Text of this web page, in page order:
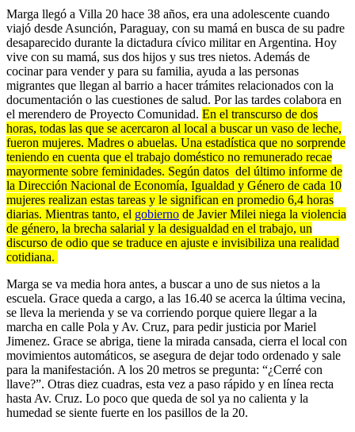
Marga llegó a Villa 20 hace 38 años, era una adolescente cuando
viajó desde Asunción, Paraguay, con su mamá en busca de su padre
desaparecido durante la dictadura cívico militar en Argentina. Hoy
vive con su mamá, sus dos hijos y sus tres nietos. Además de
cocinar para vender y para su familia, ayuda a las personas
migrantes que llegan al barrio a hacer trámites relacionados con la
documentación o las cuestiones de salud. Por las tardes colabora en
el merendero de Proyecto Comunidad. En el transcurso de dos
horas, todas las que se acercaron al local a buscar un vaso de leche,
fueron mujeres. Madres o abuelas. Una estadística que no sorprende
teniendo en cuenta que el trabajo doméstico no remunerado recae
mayormente sobre feminidades. Según datos del último informe de
la Dirección Nacional de Economía, Igualdad y Género de cada 10
mujeres realizan estas tareas y le significan en promedio 6,4 horas
diarias. Mientras tanto, el gobierno de Javier Milei niega la violencia
de género, la brecha salarial y la desigualdad en el trabajo, un
discurso de odio que se traduce en ajuste e invisibiliza una realidad
cotidiana.
Marga se va media hora antes, a buscar a uno de sus nietos a la
escuela. Grace queda a cargo, a las 16.40 se acerca la última vecina,
se lleva la merienda y se va corriendo porque quiere llegar a la
marcha en calle Pola y Av. Cruz, para pedir justicia por Mariel
Jimenez. Grace se abriga, tiene la mirada cansada, cierra el local con
movimientos automáticos, se asegura de dejar todo ordenado y sale
para la manifestación. A los 20 metros se pregunta: “¿Cerré con
llave?”. Otras diez cuadras, esta vez a paso rápido y en línea recta
hasta Av. Cruz. Lo poco que queda de sol ya no calienta y la
humedad se siente fuerte en los pasillos de la 20.